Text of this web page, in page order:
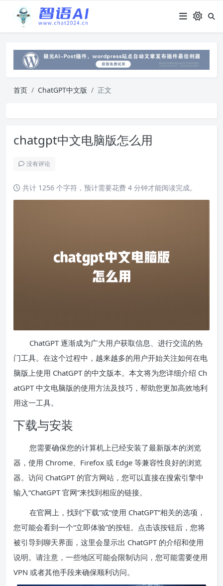
首页 ChatGPT中文版 正文
chatgpt中文电脑版怎么用
没有评论
共计 1256 个字符，预计需要花费 4 分钟才能阅读完成。
ChatGPT 逐渐成为广大用户获取信息、进行交流的热
门工具。在这个过程中，越来越多的用户开始关注如何在电
脑版上使用 ChatGPT 的中文版本。本文将为您详细介绍 Ch
atGPT 中文电脑版的使用方法及技巧，帮助您更加高效地利
用这一工具。
下载与安装
您需要确保您的计算机上已经安装了最新版本的浏览
器，使用 Chrome、Firefox 或 Edge 等兼容性良好的浏览
器。访问 ChatGPT 的官方网站，您可以直接在搜索引擎中
输入“ChatGPT 官网”来找到相应的链接。
在官网上，找到“下载”或“使用 ChatGPT”相关的选项，
您可能会看到一个“立即体验”的按钮。点击该按钮后，您将
被引导到聊天界面，这里会显示出 ChatGPT 的介绍和使用
说明。请注意，一些地区可能会限制访问，您可能需要使用
VPN 或者其他手段来确保顺利访问。